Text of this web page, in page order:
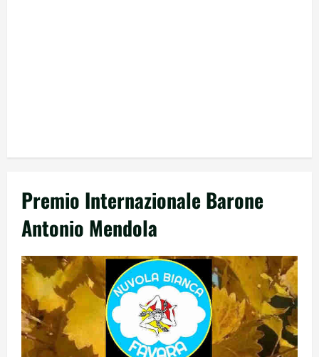
Premio Internazionale Barone
Antonio Mendola